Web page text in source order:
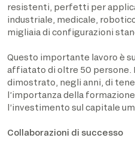
resistenti, perfetti per
industriale, medicale,
migliaia di configurazioni
Questo importante lavoro è
affiatato di oltre 50 persone.
dimostrato, negli anni, di
l’importanza della
l’investimento sul capitale
Collaborazioni di successo